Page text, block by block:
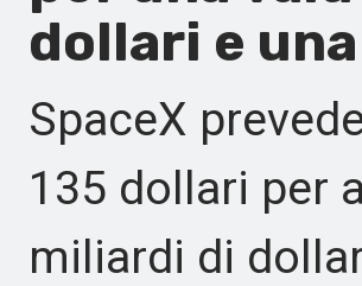
dollari e
SpaceX
135 dollari per
miliardi di